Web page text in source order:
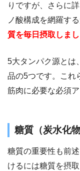
りですが、さらに
ノ酸構成を網羅す
質を毎日摂取しまし
5大タンパク源とは
品の5つです。これ
筋肉に必要な必須
糖質（炭水化物
糖質の重要性も前
けるには糖質を摂